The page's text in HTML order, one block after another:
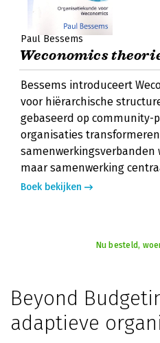
Paul Bessems
Weconomics
Bessems introduceert
voor hiërarchische
gebaseerd op community-
organisaties
maar samenwerking
Boek bekijken
Nu besteld,
Beyond
adaptieve